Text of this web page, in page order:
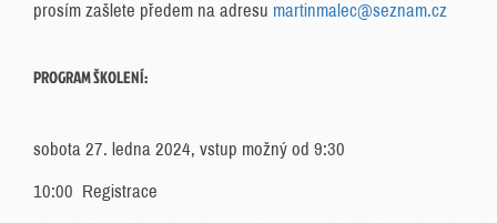
prosím zašlete předem na adresu martinmalec@seznam.cz
PROGRAM ŠKOLENÍ:
sobota 27. ledna 2024, vstup možný od 9:30
10:00 Registrace